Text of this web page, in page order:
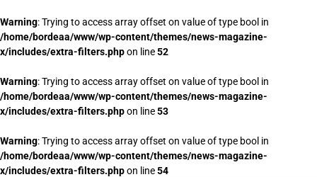
Warning: Trying to access array offset on value of type bool in
/home/bordeaa/www/wp-content/themes/news-magazine-
x/includes/extra-filters.phpon line52
Warning: Trying to access array offset on value of type bool in
/home/bordeaa/www/wp-content/themes/news-magazine-
x/includes/extra-filters.phpon line53
Warning: Trying to access array offset on value of type bool in
/home/bordeaa/www/wp-content/themes/news-magazine-
x/includes/extra-filters.phpon line54